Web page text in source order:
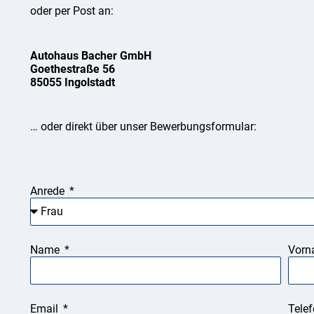
oder per Post an:
Autohaus Bacher GmbH
Goethestraße 56
85055 Ingolstadt
… oder direkt über unser Bewerbungsformular:
Anrede
Name
Email